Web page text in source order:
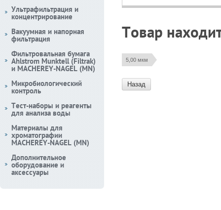
Товар
5,00 мкм
Назад
Ультрафильтрация и
концентрирование
Вакуумная и напорная
фильтрация
Фильтровальная бумага
Ahlstrom Munktell (Filtrak)
и MACHEREY-NAGEL (MN)
Микробиологический
контроль
Тест-наборы и реагенты
для анализа воды
Материалы для
хроматографии
MACHEREY-NAGEL (MN)
Дополнительное
оборудование и
аксессуары